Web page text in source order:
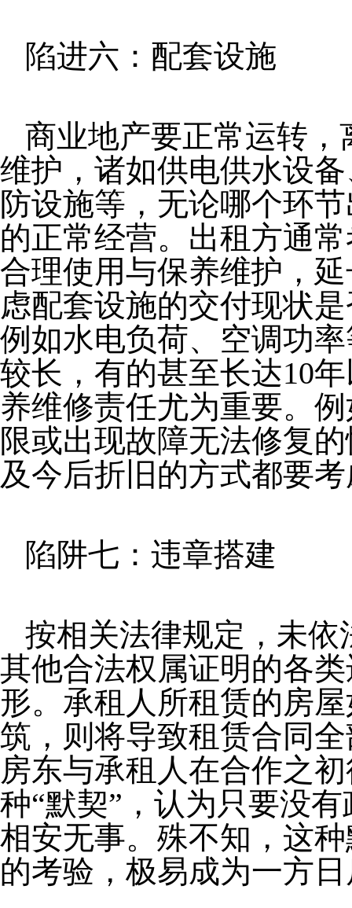
陷进六：配套设施
商业地产要正常运转
维护，诸如供电供水设
防设施等，无论哪个环
的正常经营。出租方通
合理使用与保养维护，
虑配套设施的交付现状
例如水电负荷、空调功
较长，有的甚至长达10
养维修责任尤为重要。
限或出现故障无法修复
及今后折旧的方式都要
陷阱七：违章搭建
按相关法律规定，未
其他合法权属证明的各
形。承租人所租赁的房
筑，则将导致租赁合同
房东与承租人在合作之
种“默契”，认为只要没
相安无事。殊不知，这
的考验，极易成为一方